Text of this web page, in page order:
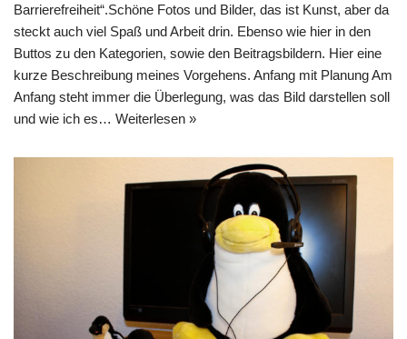
Barrierefreiheit“.Schöne Fotos und Bilder, das ist Kunst, aber da
steckt auch viel Spaß und Arbeit drin. Ebenso wie hier in den
Buttos zu den Kategorien, sowie den Beitragsbildern. Hier eine
kurze Beschreibung meines Vorgehens. Anfang mit Planung Am
Anfang steht immer die Überlegung, was das Bild darstellen soll
und wie ich es… Weiterlesen »